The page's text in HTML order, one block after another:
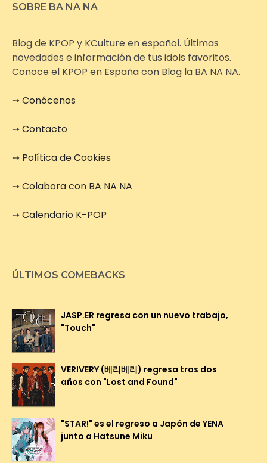
SOBRE BA NA NA
Blog de KPOP y KCulture en español. Últimas
novedades e información de tus idols favoritos.
Conoce el KPOP en España con Blog la BA NA NA.
➙Conócenos
➙Contacto
➙ Política de Cookies
➙Colabora con BA NA NA
➙Calendario K-POP
ÚLTIMOS COMEBACKS
JASP.ER regresa con un nuevo trabajo,
"Touch"
VERIVERY (베리베리) regresa tras dos
años con "Lost and Found"
"STAR!" es el regreso a Japón de YENA
junto a Hatsune Miku